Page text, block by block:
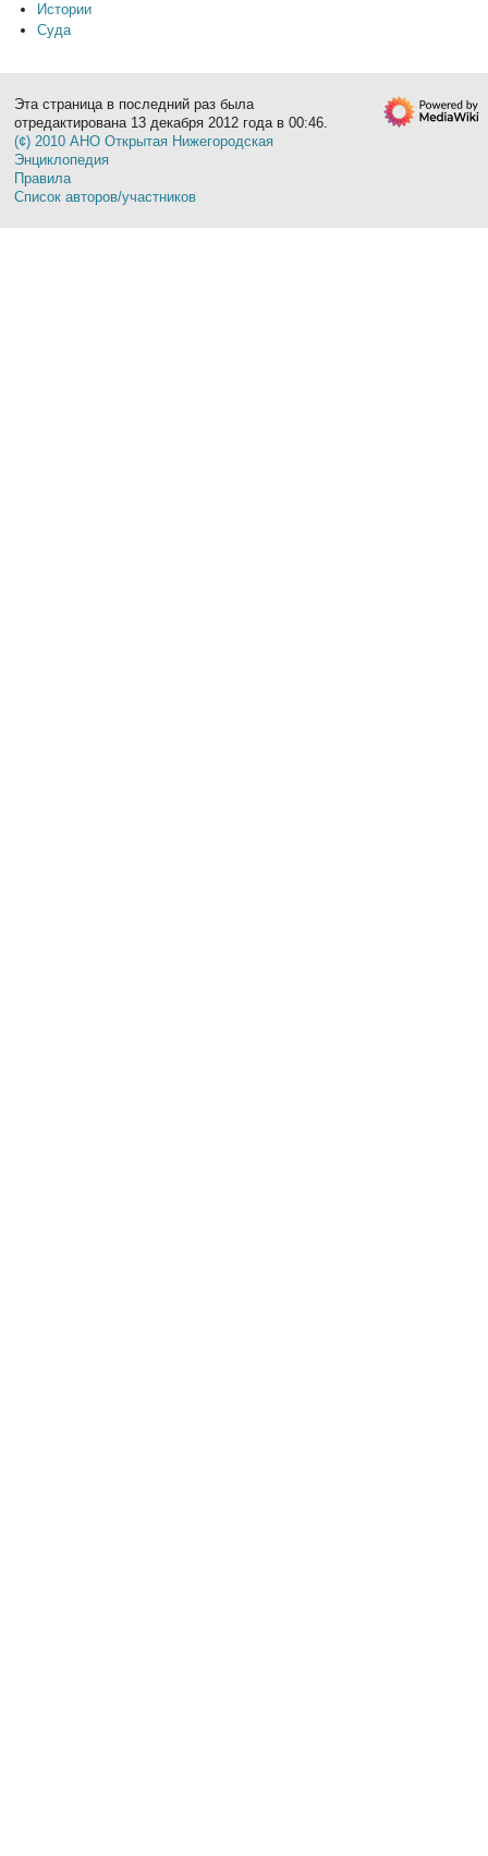
Истории
Суда
Эта страница в последний раз была
отредактирована 13 декабря 2012 года в 00:46.
(¢) 2010 АНО Открытая Нижегородская
Энциклопедия
Правила
Список авторов/участников